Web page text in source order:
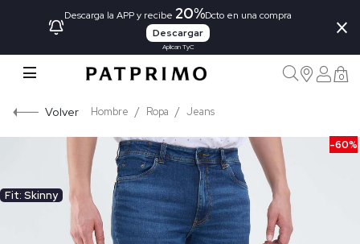
Descarga la APP y recibe 20%Dcto en una compra
Descargar
Aplican TyC
×
0
Volver Hombre Ropa Jeans
-60%
Fit: Skinny